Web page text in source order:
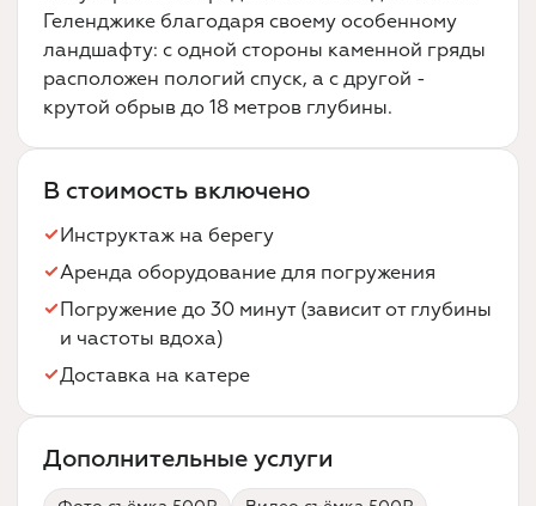
Геленджике благодаря своему особенному
ландшафту: с одной стороны каменной гряды
расположен пологий спуск, а с другой -
крутой обрыв до 18 метров глубины.
В стоимость включено
Инструктаж на берегу
Аренда оборудование для погружения
Погружение до 30 минут (зависит от глубины
и частоты вдоха)
Доставка на катере
Дополнительные услуги